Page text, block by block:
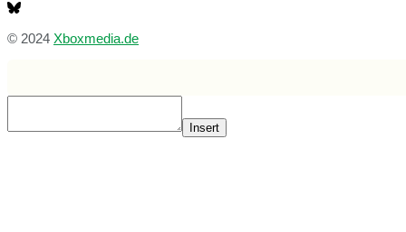
© 2024 Xboxmedia.de
Insert